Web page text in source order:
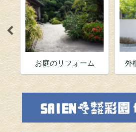
お庭のリフォーム 外